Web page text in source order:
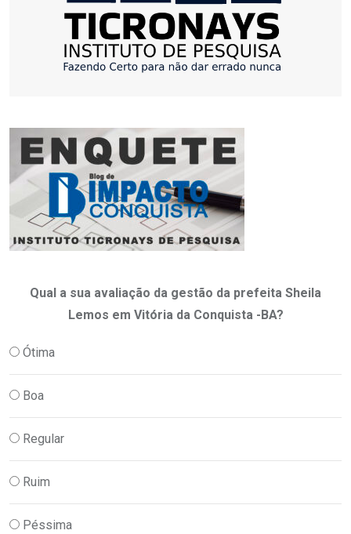
Qual a sua avaliação da gestão da prefeita Sheila
Lemos em Vitória da Conquista -BA?
Ótima
Boa
Regular
Ruim
Péssima